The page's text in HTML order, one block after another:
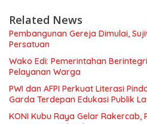
Related News
Pembangunan Gereja Dimulai,
Persatuan
Wako Edi: Pemerintahan
Pelayanan Warga
PWI dan AFPI Perkuat Literasi
Garda Terdepan Edukasi Publik
KONI Kubu Raya Gelar